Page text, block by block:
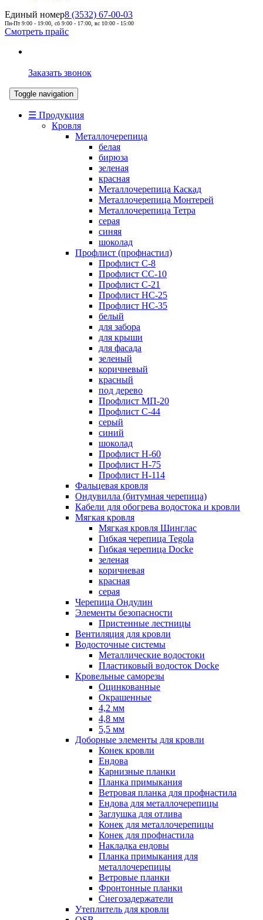
Единый номер8 (3532) 67-00-03
Пн-Пт 9:00 - 19:00, сб 9:00 - 17:00, вс 10:00 - 15:00
Смотреть прайс
Заказать звонок
Toggle navigation
☰ Продукция
Кровля
Металлочерепица
белая
бирюза
зеленая
красная
Металлочерепица Каскад
Металлочерепица Монтерей
Металлочерепица Тетра
серая
синяя
шоколад
Профлист (профнастил)
Профлист С-8
Профлист СС-10
Профлист C-21
Профлист НС-25
Профлист НС-35
белый
для забора
для крыши
для фасада
зеленый
коричневый
красный
под дерево
Профлист МП-20
Профлист С-44
серый
синий
шоколад
Профлист Н-60
Профлист Н-75
Профлист H-114
Фальцевая кровля
Ондувилла (битумная черепица)
Кабели для обогрева водостока и кровли
Мягкая кровля
Мягкая кровля Шинглас
Гибкая черепица Tegola
Гибкая черепица Docke
зеленая
коричневая
красная
серая
Черепица Ондулин
Элементы безопасности
Пристенные лестницы
Вентиляция для кровли
Водосточные системы
Металлические водостоки
Пластиковый водосток Docke
Кровельные саморезы
Оцинкованные
Окрашенные
4,2 мм
4,8 мм
5,5 мм
Доборные элементы для кровли
Конек кровли
Ендова
Карнизные планки
Планка примыкания
Ветровая планка для профнастила
Ендова для металлочерепицы
Заглушка для отлива
Конек для металлочерепицы
Конек для профнастила
Накладка ендовы
Планка примыкания для
металлочерепицы
Ветровые планки
Фронтонные планки
Снегозадержатели
Утеплитель для кровли